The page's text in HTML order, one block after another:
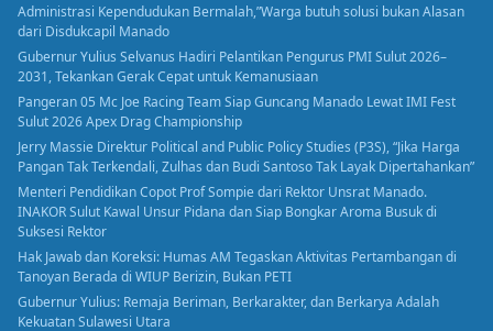
Administrasi Kependudukan Bermalah,”Warga butuh solusi bukan Alasan
dari Disdukcapil Manado
Gubernur Yulius Selvanus Hadiri Pelantikan Pengurus PMI Sulut 2026–
2031, Tekankan Gerak Cepat untuk Kemanusiaan
Pangeran 05 Mc Joe Racing Team Siap Guncang Manado Lewat IMI Fest
Sulut 2026 Apex Drag Championship
Jerry Massie Direktur Political and Public Policy Studies (P3S), “Jika Harga
Pangan Tak Terkendali, Zulhas dan Budi Santoso Tak Layak Dipertahankan”
Menteri Pendidikan Copot Prof Sompie dari Rektor Unsrat Manado.
INAKOR Sulut Kawal Unsur Pidana dan Siap Bongkar Aroma Busuk di
Suksesi Rektor
Hak Jawab dan Koreksi: Humas AM Tegaskan Aktivitas Pertambangan di
Tanoyan Berada di WIUP Berizin, Bukan PETI
Gubernur Yulius: Remaja Beriman, Berkarakter, dan Berkarya Adalah
Kekuatan Sulawesi Utara